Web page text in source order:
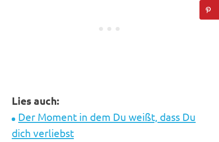
Lies auch:
Der Moment in dem Du weißt, dass Du
dich verliebst